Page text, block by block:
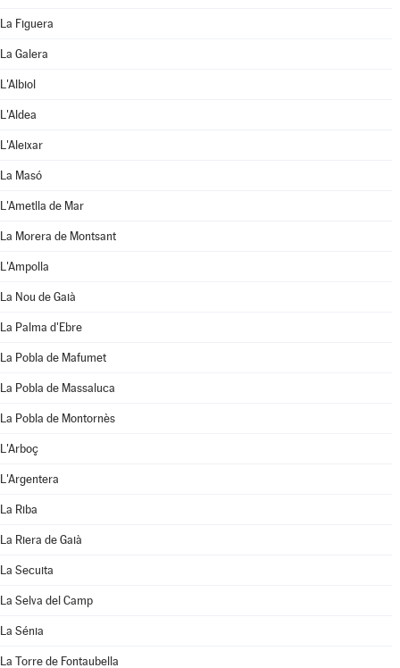
La Figuera
La Galera
L'Albiol
L'Aldea
L'Aleixar
La Masó
L'Ametlla de Mar
La Morera de Montsant
L'Ampolla
La Nou de Gaià
La Palma d'Ebre
La Pobla de Mafumet
La Pobla de Massaluca
La Pobla de Montornès
L'Arboç
L'Argentera
La Riba
La Riera de Gaià
La Secuita
La Selva del Camp
La Sénia
La Torre de Fontaubella